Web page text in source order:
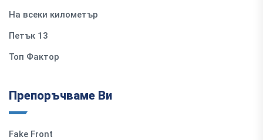
На всеки километър
Петък 13
Топ Фактор
Препоръчваме Ви
Fake Front